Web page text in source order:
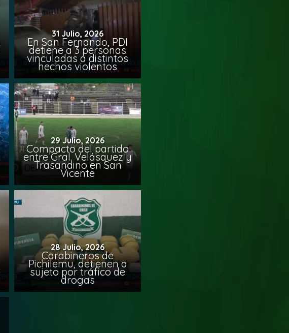
31 Julio, 2026
En San Fernando, PDI
detiene a 3 personas
vinculadas a distintos
hechos violentos
29 Julio, 2026
Compacto del partido
entre Gral. Velásquez y
Trasandino en San
Vicente
28 Julio, 2026
Carabineros de
Pichilemu, detienen a
sujeto por tráfico de
drogas